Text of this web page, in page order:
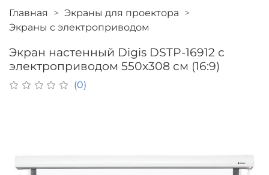
Главная
Экраны для проектора
Экраны с электроприводом
Экран настенный Digis DSTP-16912 с
электроприводом 550x308 см (16:9)
(0)